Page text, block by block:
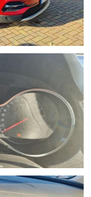
dal 1978. Nel 2000
con una moderna
per la
garantiti di tutte le
per la provincia
nuova sede in via
ufficiale per la
Citroen, con sede in Via
reale in stock